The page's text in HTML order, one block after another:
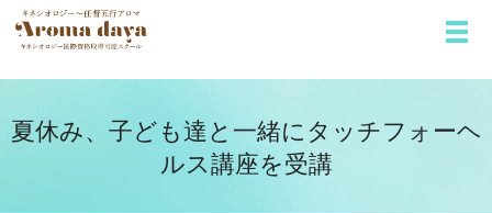
メ
夏休み、子ども達と一緒にタッチフォーヘ
ルス講座を受講